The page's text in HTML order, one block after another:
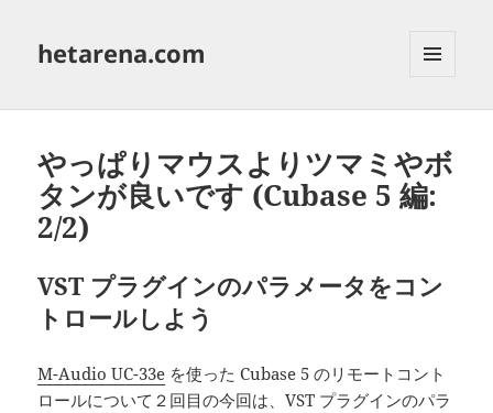
hetarena.com
ーとウ
やっぱりマウスよりツマミやボ
タンが良いです (Cubase 5 編:
2/2)
VST プラグインのパラメータをコン
トロールしよう
M-Audio UC-33e を使った Cubase 5 のリモートコント
ロールについて２回目の今回は、VST プラグインのパラ